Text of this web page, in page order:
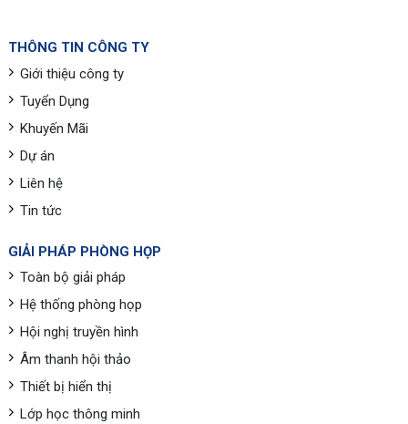
THÔNG TIN CÔNG TY
Giới thiệu công ty
Tuyển Dụng
Khuyến Mãi
Dự án
Liên hệ
Tin tức
GIẢI PHÁP PHÒNG HỌP
Toàn bộ giải pháp
Hệ thống phòng họp
Hội nghị truyền hình
Âm thanh hội thảo
Thiết bị hiển thị
Lớp học thông minh